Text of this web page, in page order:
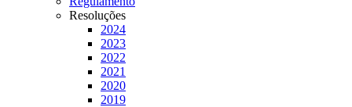
Resoluções
2024
2023
2022
2021
2020
2019